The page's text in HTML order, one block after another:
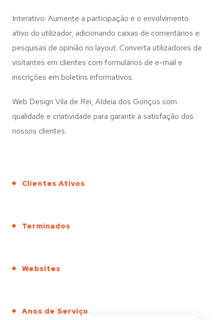
Interativo: Aumente a participação e o envolvimento
ativo do utilizador, adicionando caixas de comentários e
pesquisas de opinião no layout. Converta utilizadores de
visitantes em clientes com formulários de e-mail e
inscrições em boletins informativos.
Web Design Vila de Rei, Aldeia dos Gonços com
qualidade e criatividade para garantir a satisfação dos
nossos clientes.
Clientes Ativos
Terminados
Websites
Anos de Serviço